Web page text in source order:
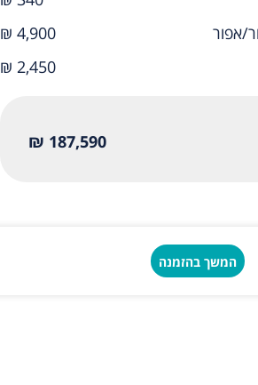
₪ 4,900
₪ 2,450
187,590 ₪
המשך בהזמנה